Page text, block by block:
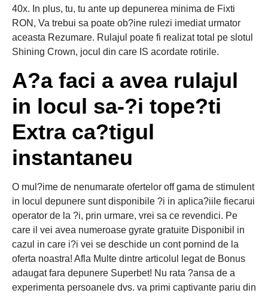
40x. In plus, tu, tu ante up depunerea minima de Fixti
RON, Va trebui sa poate ob?ine rulezi imediat urmator
aceasta Rezumare. Rulajul poate fi realizat total pe slotul
Shining Crown, jocul din care IS acordate rotirile.
A?a faci a avea rulajul
in locul sa-?i tope?ti
Extra ca?tigul
instantaneu
O mul?ime de nenumarate ofertelor off gama de stimulent
in locul depunere sunt disponibile ?i in aplica?iile fiecarui
operator de la ?i, prin urmare, vrei sa ce revendici. Pe
care il vei avea numeroase gyrate gratuite Disponibil in
cazul in care i?i vei se deschide un cont pornind de la
oferta noastra! Afla Multe dintre articolul legat de Bonus
adaugat fara depunere Superbet! Nu rata ?ansa de a
experimenta persoanele dvs. va primi captivante pariu din